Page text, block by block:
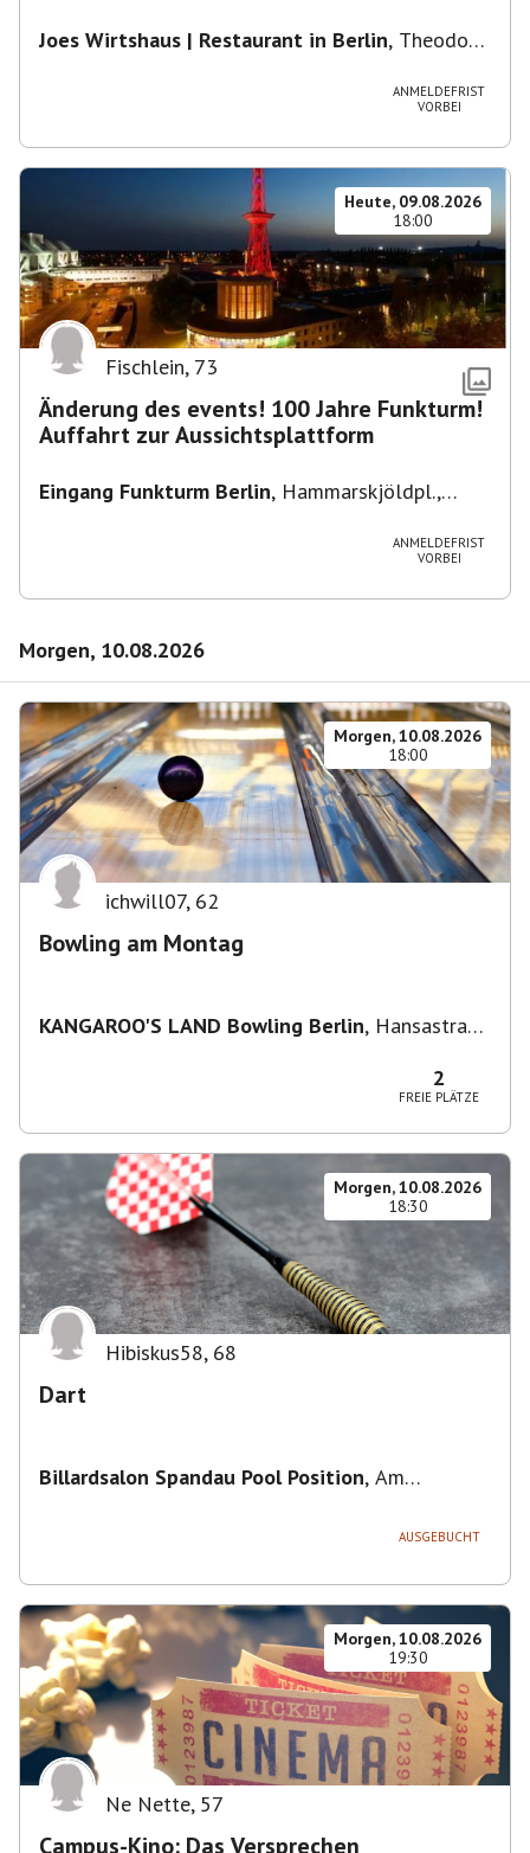
Joes Wirtshaus | Restaurant in Berlin, Theodor-
ANMELDEFRIST
VORBEI
Heute, 09.08.2026
18:00
Fischlein, 73
Änderung des events! 100 Jahre Funkturm!
Auffahrt zur Aussichtsplattform
Eingang Funkturm Berlin, Hammarskjöldpl.,
ANMELDEFRIST
VORBEI
Morgen, 10.08.2026
Morgen, 10.08.2026
18:00
ichwill07, 62
Bowling am Montag
KANGAROO'S LAND Bowling Berlin, Hansastraße
2
FREIE PLÄTZE
Morgen, 10.08.2026
18:30
Hibiskus58, 68
Dart
Billardsalon Spandau Pool Position, Am
AUSGEBUCHT
Morgen, 10.08.2026
19:30
Ne Nette, 57
Campus-Kino: Das Versprechen